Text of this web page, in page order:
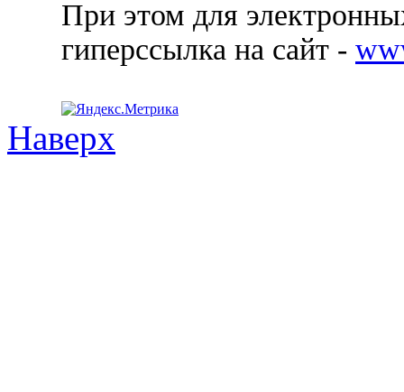
При этом для
гиперссылка на сайт -
Наверх